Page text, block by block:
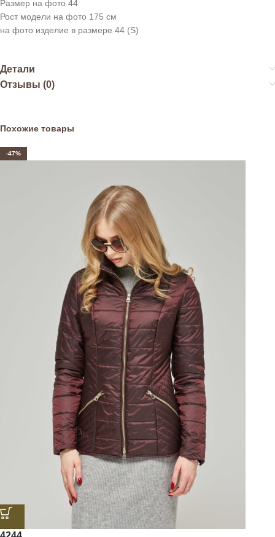
Размер на фото 44
Рост модели на фото 175 см
на фото изделие в размере 44 (S)
Детали
Отзывы (0)
Похожие товары
-47%